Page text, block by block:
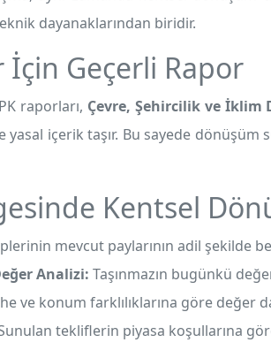
dayanaklarından biridir.
Geçerli Rapor
raporları, Çevre, Şehircilik ve İklim
içerik taşır. Bu sayede dönüşüm
Kentsel
mevcut paylarının adil şekilde
Analizi: Taşınmazın bugünkü
ve konum farklılıklarına göre değer
tekliflerin piyasa koşullarına